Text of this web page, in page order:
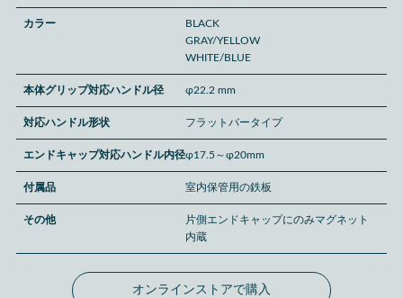
カラー
BLACK
GRAY/YELLOW
WHITE/BLUE
本体グリップ対応ハンドル径 φ22.2 mm
対応ハンドル形状 フラットバータイプ
エンドキャップ対応ハンドル内径φ17.5～φ20mm
付属品 室内保管用の鉄板
その他
片側エンドキャップにのみマグネット
内蔵
オンラインストアで購入